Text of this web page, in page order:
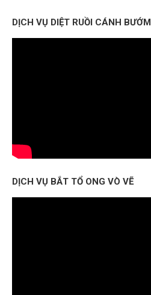
DỊCH VỤ DIỆT RUỒI CÁNH BƯỚM
DỊCH VỤ BẮT TỔ ONG VÒ VẼ